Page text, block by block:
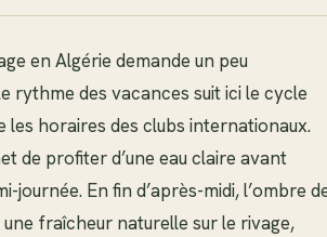
en Algérie demande un peu
rythme des vacances suit ici le cycle
les horaires des clubs internationaux.
de profiter d’une eau claire avant
journée. En fin d’après-midi, l’ombre
fraîcheur naturelle sur le rivage,